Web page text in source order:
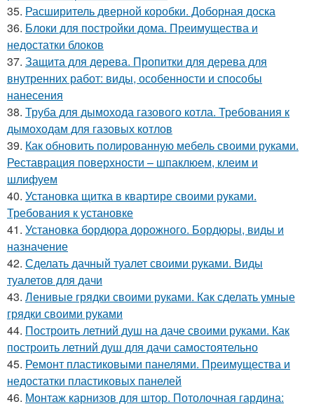
35. Расширитель дверной коробки. Доборная доска
36. Блоки для постройки дома. Преимущества и
недостатки блоков
37. Защита для дерева. Пропитки для дерева для
внутренних работ: виды, особенности и способы
нанесения
38. Труба для дымохода газового котла. Требования к
дымоходам для газовых котлов
39. Как обновить полированную мебель своими руками.
Реставрация поверхности – шпаклюем, клеим и
шлифуем
40. Установка щитка в квартире своими руками.
Требования к установке
41. Установка бордюра дорожного. Бордюры, виды и
назначение
42. Сделать дачный туалет своими руками. Виды
туалетов для дачи
43. Ленивые грядки своими руками. Как сделать умные
грядки своими руками
44. Построить летний душ на даче своими руками. Как
построить летний душ для дачи самостоятельно
45. Ремонт пластиковыми панелями. Преимущества и
недостатки пластиковых панелей
46. Монтаж карнизов для штор. Потолочная гардина: